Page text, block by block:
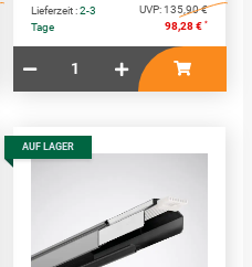
Lieferzeit :2-3
Tage
UVP:135,90 €
98,28 € *
AUF LAGER